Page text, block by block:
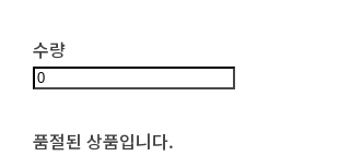
수량
품절된 상품입니다.